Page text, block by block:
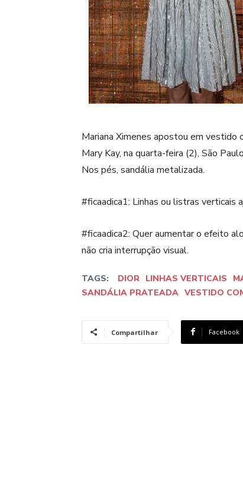
Mariana Ximenes apostou em vestido
Mary Kay, na quarta-feira (2), São
Nos pés, sandália metalizada.
#ficaadica1: Linhas ou listras verticais
#ficaadica2: Quer aumentar o efeito
não cria interrupção visual.
TAGS: DIOR LINHAS VERTICAIS
SANDÁLIA PRATEADA VESTIDO
Compartilhar Facebook